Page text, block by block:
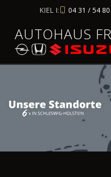
KIEL I: 04 31 / 54
AUTOHAUS